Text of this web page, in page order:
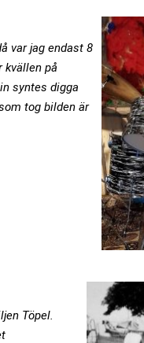
var jag endast 8
kvällen på
syntes digga
tog bilden är
Töpel.